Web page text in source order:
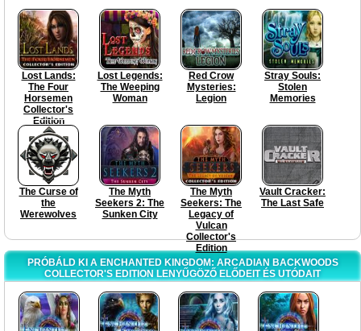
Lost Lands:
The Four
Horsemen
Collector's
Edition
Lost Legends:
The Weeping
Woman
Red Crow
Mysteries:
Legion
Stray Souls:
Stolen
Memories
The Curse of
the
Werewolves
The Myth
Seekers 2: The
Sunken City
The Myth
Seekers: The
Legacy of
Vulcan
Collector's
Edition
Vault Cracker:
The Last Safe
PRÓBÁLD KI A ENCHANTED KINGDOM: ARCADIAN BACKWOODS
COLLECTOR'S EDITION LENYŰGÖZŐ ELŐDEIT ÉS UTÓDAIT